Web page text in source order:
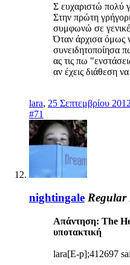
Σ ευχαριστώ πολύ
Στην πρώτη
συμφωνώ σε
Όταν άρχισα όμως
συνειδητοποίησα
ας τις πω
αν έχεις διάθεση
lara, 25 Σεπτεμβρίου 2012
#71
nightingale Regular
Απάντηση: The
υποτακτική
lara[E-p];412697